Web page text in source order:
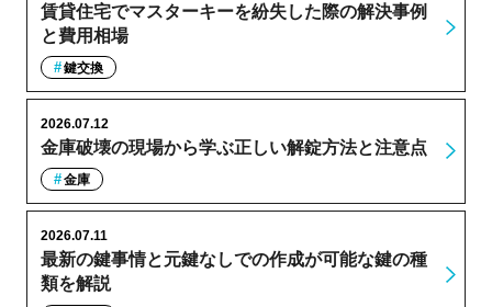
賃貸住宅でマスターキーを紛失した際の解決事例
と費用相場
鍵交換
金庫破壊の現場から学ぶ正しい解錠方法と注意点
2026.07.12
金庫
最新の鍵事情と元鍵なしでの作成が可能な鍵の種
類を解説
2026.07.11